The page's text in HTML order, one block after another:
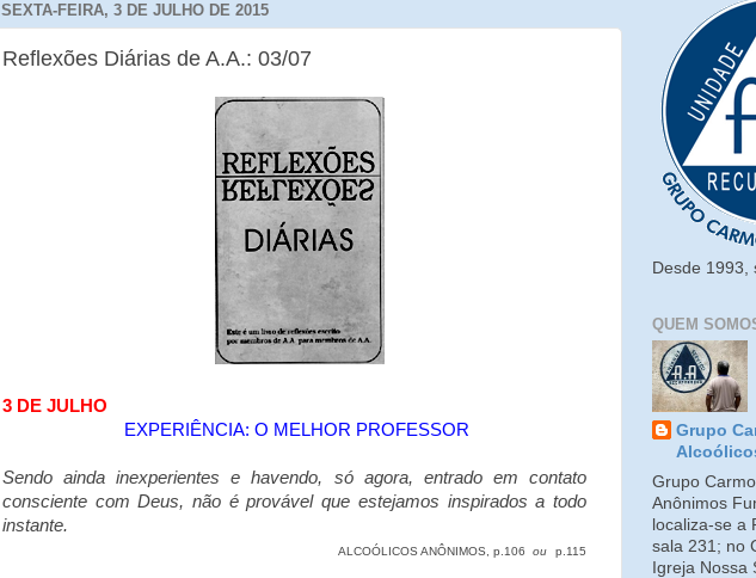
SEXTA-FEIRA, 3 DE JULHO DE 2015
Reflexões Diárias de A.A.: 03/07
3 DE JULHO
EXPERIÊNCIA: O MELHOR PROFESSOR
Sendo ainda inexperientes e havendo, só agora, entrado em contato
consciente com Deus, não é provável que estejamos inspirados a todo
instante.
ALCOÓLICOS ANÔNIMOS, p.106 ou p.115
Desde 1993,
QUEM
Grupo
Grupo
Anônimos
localiza-se a
sala 231; no
Igreja Nossa